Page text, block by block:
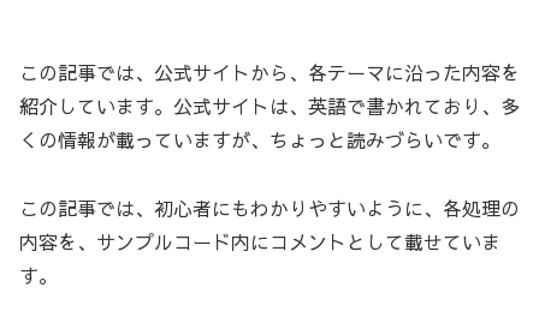
この記事では、公式サイトから、各テーマに沿った内容を
紹介しています。公式サイトは、英語で書かれており、多
くの情報が載っていますが、ちょっと読みづらいです。
この記事では、初心者にもわかりやすいように、各処理の
内容を、サンプルコード内にコメントとして載せていま
す。